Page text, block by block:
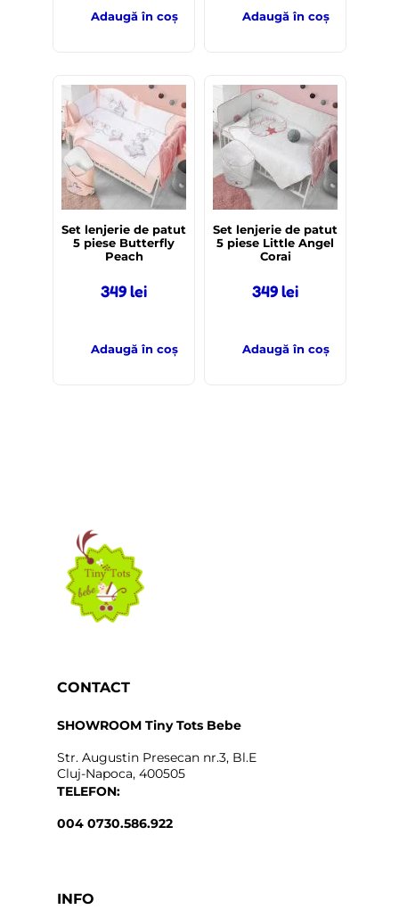
Adaugă în coș Adaugă în coș
Set lenjerie de patut
5 piese Butterfly
Peach
349lei
Adaugă în coș
Set lenjerie de patut
5 piese Little Angel
Corai
349lei
Adaugă în coș
CONTACT
SHOWROOM Tiny Tots Bebe
Str. Augustin Presecan nr.3, Bl.E
Cluj-Napoca, 400505
TELEFON:
004 0730.586.922
INFO